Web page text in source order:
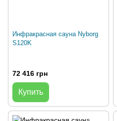
Инфракрасная сауна Nyborg
S120K
72 416 грн
Купить